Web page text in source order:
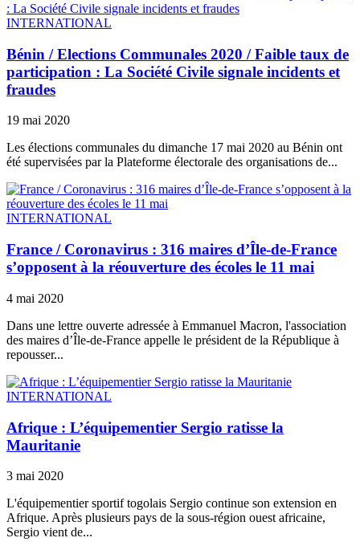
INTERNATIONAL
Bénin / Elections Communales 2020 / Faible taux de
participation : La Société Civile signale incidents et
fraudes
19 mai 2020
Les élections communales du dimanche 17 mai 2020 au Bénin ont
été supervisées par la Plateforme électorale des organisations de...
INTERNATIONAL
France / Coronavirus : 316 maires d’Île-de-France
s’opposent à la réouverture des écoles le 11 mai
4 mai 2020
Dans une lettre ouverte adressée à Emmanuel Macron, l'association
des maires d’Île-de-France appelle le président de la République à
repousser...
INTERNATIONAL
Afrique : L’équipementier Sergio ratisse la
Mauritanie
3 mai 2020
L'équipementier sportif togolais Sergio continue son extension en
Afrique. Après plusieurs pays de la sous-région ouest africaine,
Sergio vient de...